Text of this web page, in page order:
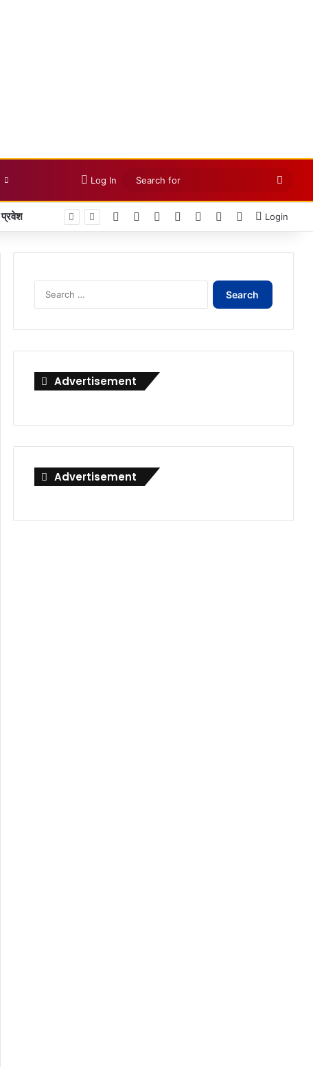
Log In
for
Facebook LinkedInYouTubeInstagramTelegramWhatsApp
Login
Search
Advertisement
Advertisement